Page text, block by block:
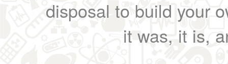
disposal to build your
it was, it is,